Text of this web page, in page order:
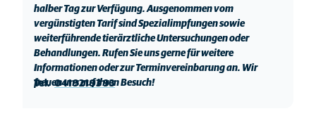
halber Tag zur Verfügung. Ausgenommen vom
vergünstigten Tarif sind Spezialimpfungen sowie
weiterführende tierärztliche Untersuchungen oder
Behandlungen. Rufen Sie uns gerne für weitere
Informationen oder zur Terminvereinbarung an. Wir
freuen uns auf Ihren Besuch!
Tel. 041 921 93 93